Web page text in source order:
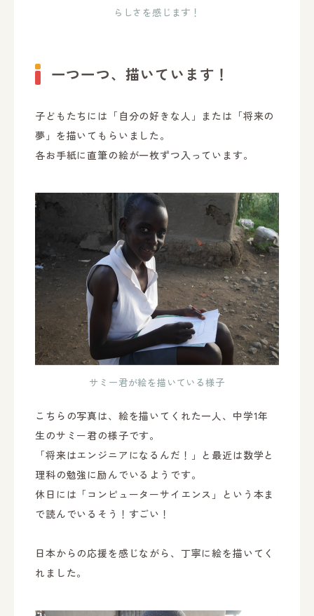
らしさを感じます！
一つ一つ、描いています！
子どもたちには「自分の好きな人」または「将来の
夢」を描いてもらいました。
各お手紙に直筆の絵が一枚ずつ入っています。
サミー君が絵を描いている様子
こちらの写真は、絵を描いてくれた一人、中学1年
生のサミー君の様子です。
「将来はエンジニアになるんだ！」と最近は数学と
理科の勉強に励んでいるようです。
休日には「コンピューターサイエンス」という本ま
で読んでいるそう！すごい！
日本からの応援を感じながら、丁寧に絵を描いてく
れました。